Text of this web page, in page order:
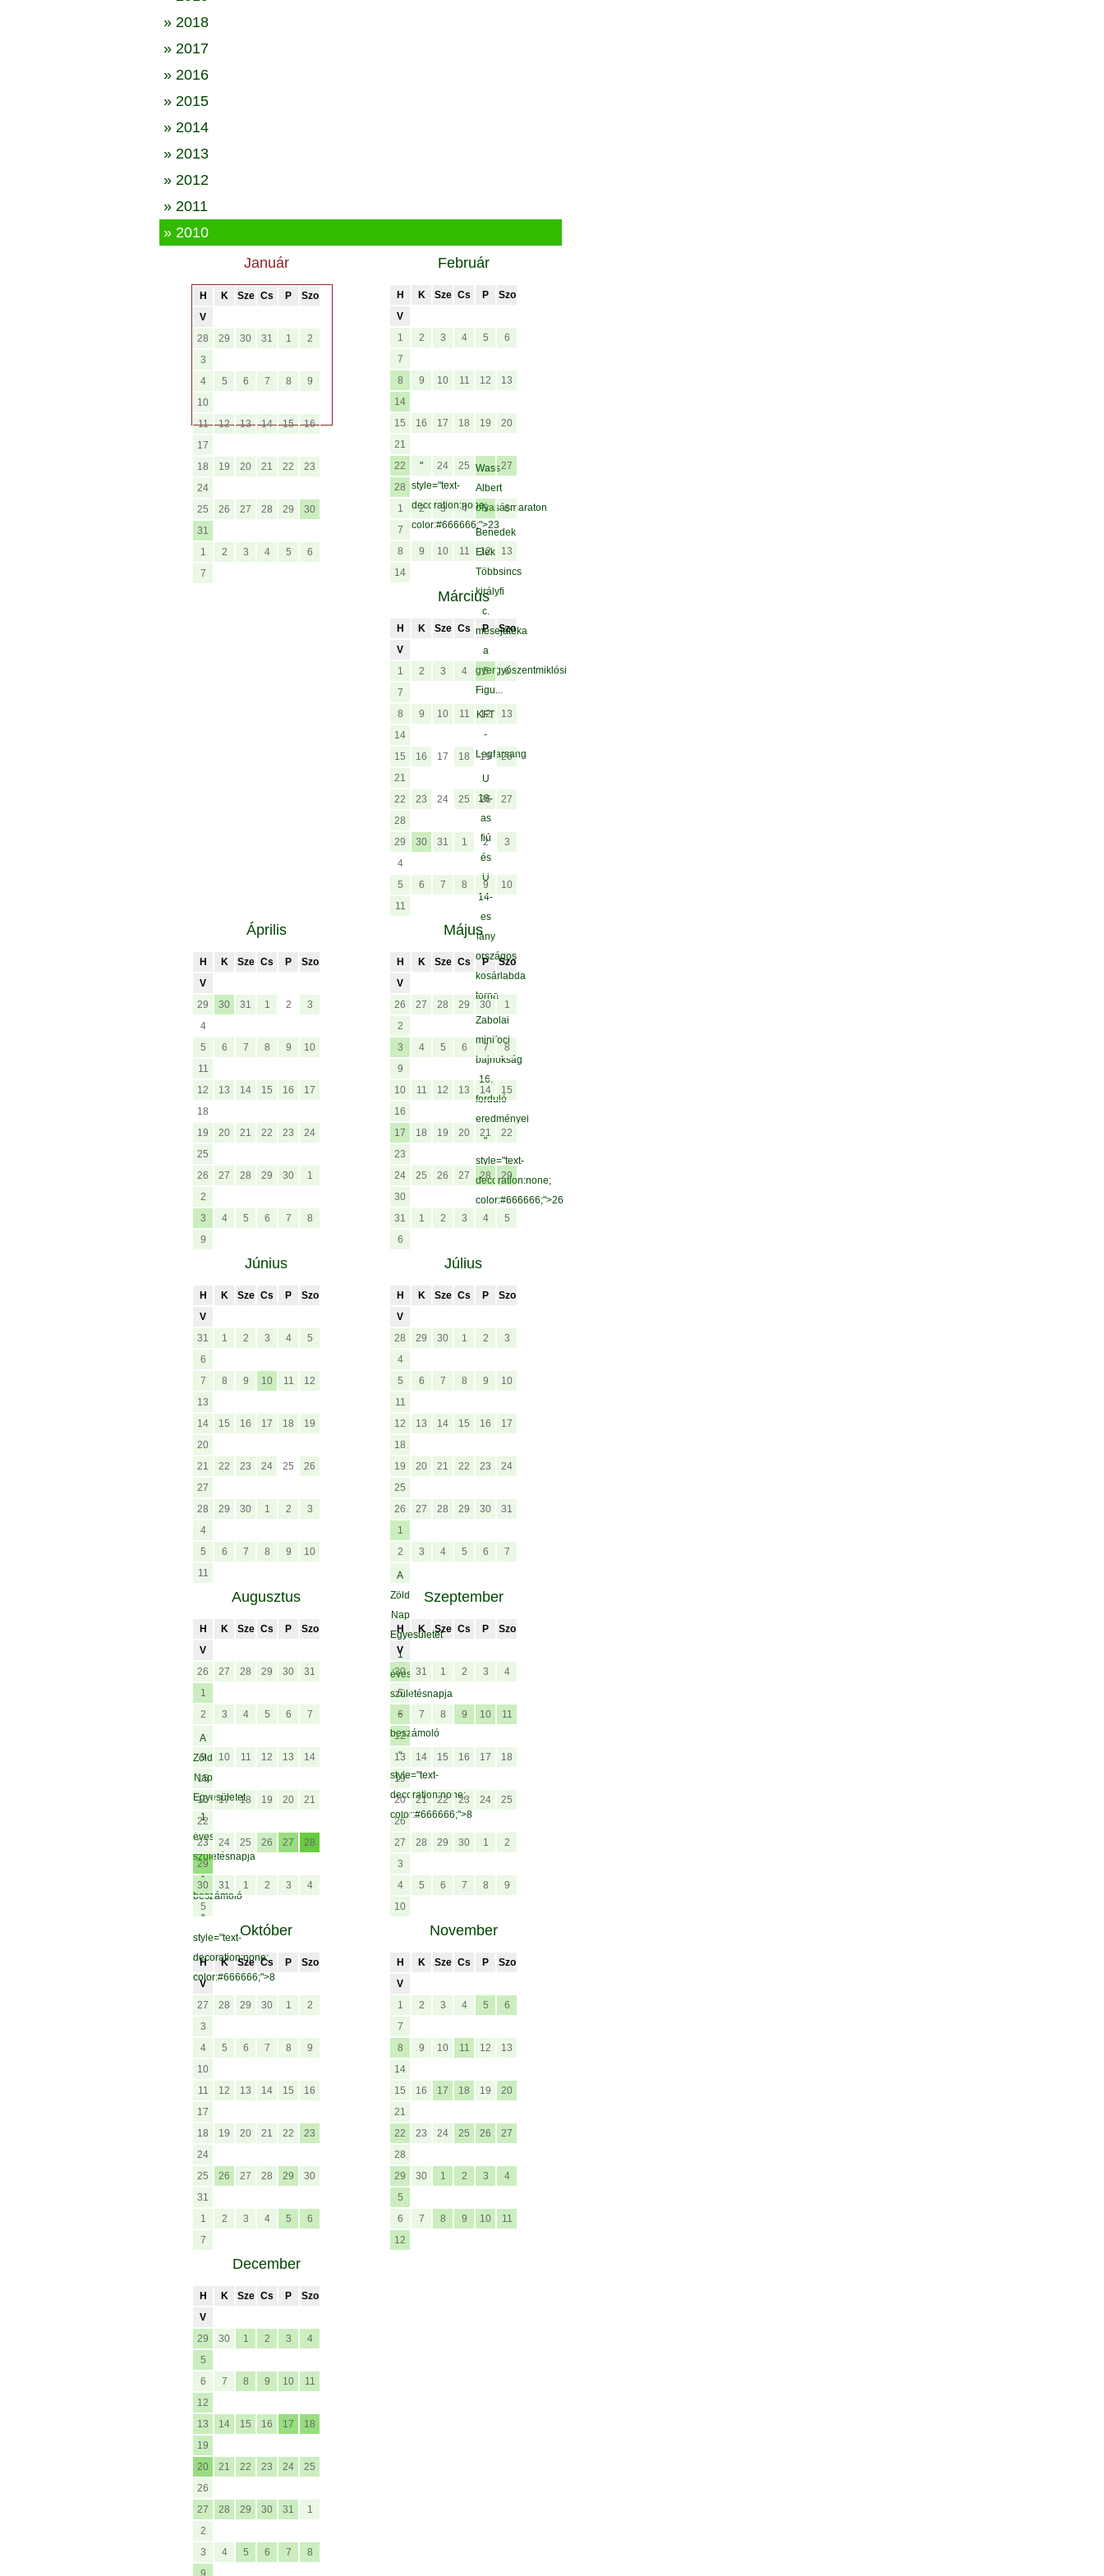
» 2018
» 2017
» 2016
» 2015
» 2014
» 2013
» 2012
» 2011
» 2010
Január
H K Sze Cs P
Szo
V
28
29 30 31 1
2
3
4
5 6 7 8
9
10
11
12 13 14 15
16
17
18
19 20 21 22
23
24
25
26 27 28 29
30
31
1
2 3 4 5
6
7
Február
H K Sze Cs P
Szo
V
1
2 3 4 5
6
7
8
9 10 11 12
13
14
15
16 17 18 19
20
21
22
"
style="text-
decoration:none;
color:#666666;">23
24 25 Wass
Albert
olvasásmaraton
Benedek
Elek
Többsincs
királyfi
c.
mesejátéka
a
gyergyószentmiklósi
Figu...
KFT
-
Legfarsang
U
18-
as
fiú
és
U
14-
es
lány
országos
kosárlabda
torna
Zabolai
minifoci
bajnokság
16.
forduló
eredményei
"
style="text-
decoration:none;
color:#666666;">26
27
28
1
2 3 4 5
6
7
8
9 10 11 12
13
14
Március
H K Sze Cs P
Szo
V
1
2 3 4 5
6
7
8
9 10 11 12
13
14
15
16 17 18 19
20
21
22
23 24 25 26
27
28
29
30 31 1 2
3
4
5
6 7 8 9
10
11
Április
H K Sze Cs P
Szo
V
29
30 31 1 2
3
4
5
6 7 8 9
10
11
12
13 14 15 16
17
18
19
20 21 22 23
24
25
26
27 28 29 30
1
2
3
4 5 6 7
8
9
Május
H K Sze Cs P
Szo
V
26
27 28 29 30
1
2
3
4 5 6 7
8
9
10
11 12 13 14
15
16
17
18 19 20 21
22
23
24
25 26 27 28
29
30
31
1 2 3 4
5
6
Június
H K Sze Cs P
Szo
V
31
1 2 3 4
5
6
7
8 9 10 11
12
13
14
15 16 17 18
19
20
21
22 23 24 25
26
27
28
29 30 1 2
3
4
5
6 7 8 9
10
11
Július
H K Sze Cs P
Szo
V
28
29 30 1 2
3
4
5
6 7 8 9
10
11
12
13 14 15 16
17
18
19
20 21 22 23
24
25
26
27 28 29 30
31
1
2
3 4 5 6 7
A
Zöld
Nap
Egyesületet
1
éves
születésnapja
-
beszámoló
"
style="text-
decoration:none;
color:#666666;">8
Augusztus
H K Sze Cs P
Szo
V
26
27 28 29 30
31
1
2
3 4 5 6 7
A
Zöld
Nap
Egyesületet
1
éves
születésnapja
-
beszámoló
"
style="text-
decoration:none;
color:#666666;">8
9 10 11 12 13
14
15
16
17 18 19 20
21
22
23
24 25 26 27
28
29
30
31 1 2 3
4
5
Szeptember
H K Sze Cs P
Szo
V
30
31 1 2 3
4
5
6
7 8 9 10
11
12
13
14 15 16 17
18
19
20
21 22 23 24
25
26
27
28 29 30 1
2
3
4
5 6 7 8
9
10
Október
H K Sze Cs P
Szo
V
27
28 29 30 1
2
3
4
5 6 7 8
9
10
11
12 13 14 15
16
17
18
19 20 21 22
23
24
25
26 27 28 29
30
31
1
2 3 4 5
6
7
November
H K Sze Cs P
Szo
V
1
2 3 4 5
6
7
8
9 10 11 12
13
14
15
16 17 18 19
20
21
22
23 24 25 26
27
28
29
30 1 2 3
4
5
6
7 8 9 10
11
12
December
H K Sze Cs P
Szo
V
29
30 1 2 3
4
5
6
7 8 9 10
11
12
13
14 15 16 17
18
19
20
21 22 23 24
25
26
27
28 29 30 31
1
2
3
4 5 6 7
8
9